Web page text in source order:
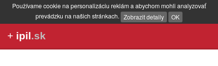
Používame cookie na personalizáciu reklám a abychom mohli analyzovať
prevádzku na našich stránkach. Zobrazit detaily OK
+ ipil.sk